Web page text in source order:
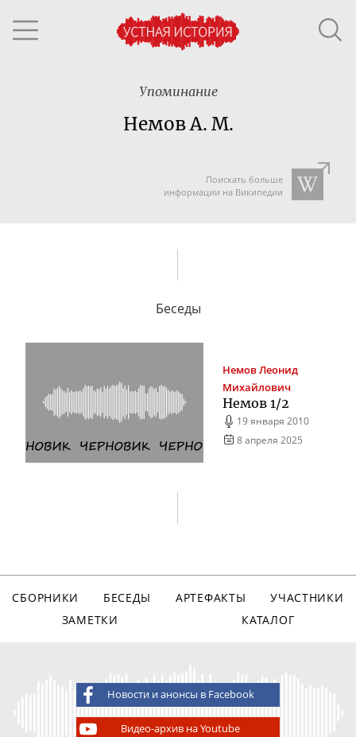
Упоминание
Немов А. М.
Поискать больше
информации на Википедии
Беседы
НемовЛеонид
Михайлович
Немов 1/2
19 января 2010
8 апреля 2025
СБОРНИКИ БЕСЕДЫ АРТЕФАКТЫ
УЧАСТНИКИ
ЗАМЕТКИ
КАТАЛОГ
Новости и анонсы в Facebook
Видео-архив на Youtube